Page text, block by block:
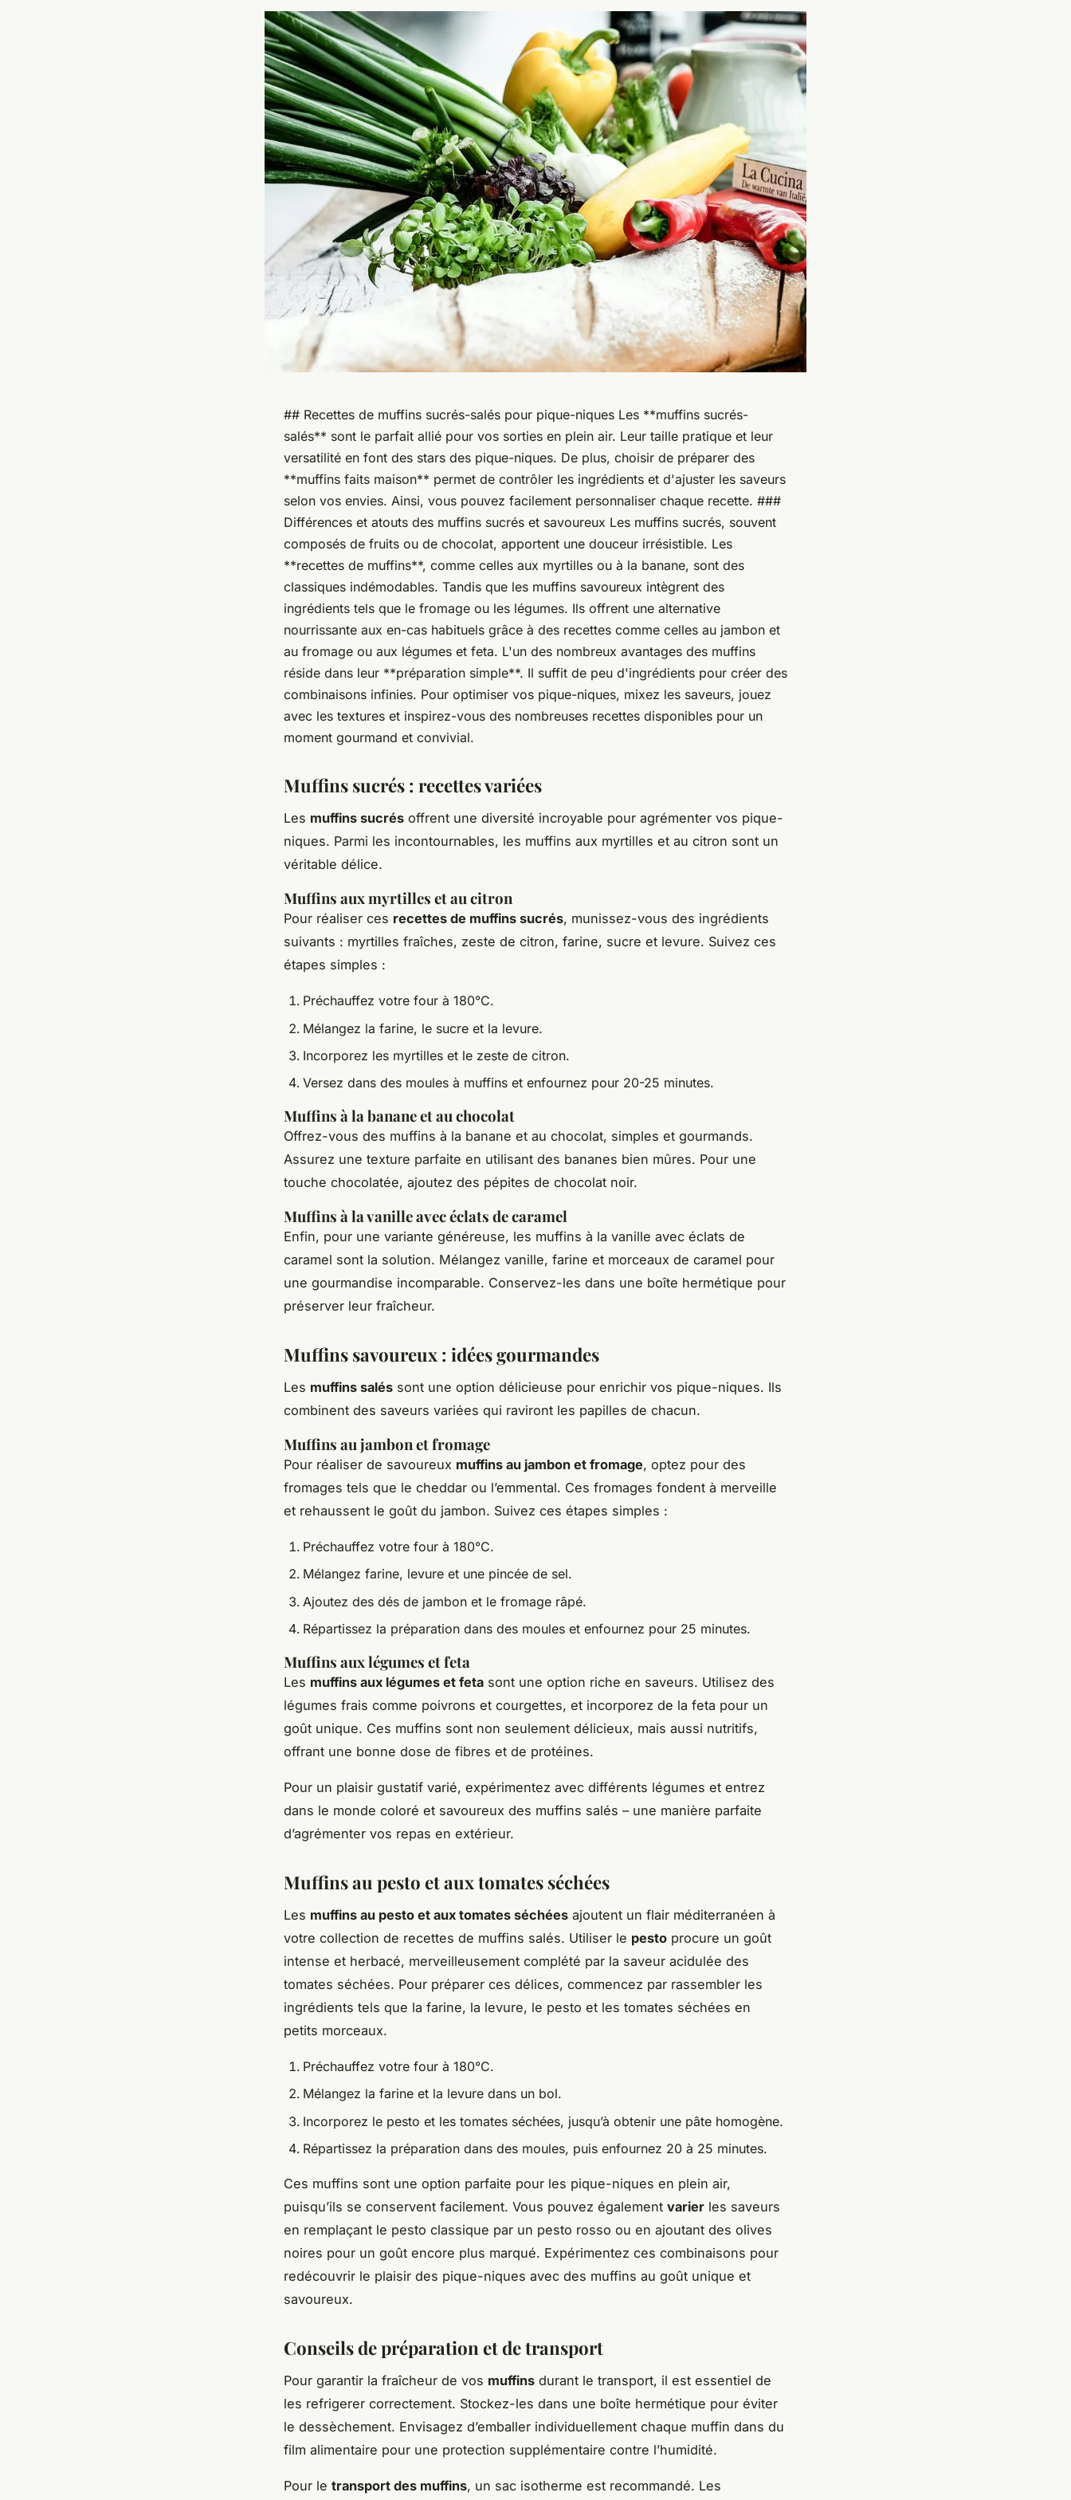
## Recettes de muffins sucrés-salés pour pique-niques Les **muffins sucrés-
salés** sont le parfait allié pour vos sorties en plein air. Leur taille pratique et leur
versatilité en font des stars des pique-niques. De plus, choisir de préparer des
**muffins faits maison** permet de contrôler les ingrédients et d'ajuster les saveurs
selon vos envies. Ainsi, vous pouvez facilement personnaliser chaque recette. ###
Différences et atouts des muffins sucrés et savoureux Les muffins sucrés, souvent
composés de fruits ou de chocolat, apportent une douceur irrésistible. Les
**recettes de muffins**, comme celles aux myrtilles ou à la banane, sont des
classiques indémodables. Tandis que les muffins savoureux intègrent des
ingrédients tels que le fromage ou les légumes. Ils offrent une alternative
nourrissante aux en-cas habituels grâce à des recettes comme celles au jambon et
au fromage ou aux légumes et feta. L'un des nombreux avantages des muffins
réside dans leur **préparation simple**. Il suffit de peu d'ingrédients pour créer des
combinaisons infinies. Pour optimiser vos pique-niques, mixez les saveurs, jouez
avec les textures et inspirez-vous des nombreuses recettes disponibles pour un
moment gourmand et convivial.
Muffins sucrés : recettes variées
Les muffins sucrés offrent une diversité incroyable pour agrémenter vos pique-
niques. Parmi les incontournables, les muffins aux myrtilles et au citron sont un
véritable délice.
Muffins aux myrtilles et au citron
Pour réaliser ces recettes de muffins sucrés, munissez-vous des ingrédients
suivants : myrtilles fraîches, zeste de citron, farine, sucre et levure. Suivez ces
étapes simples :
Préchauffez votre four à 180°C.
Mélangez la farine, le sucre et la levure.
Incorporez les myrtilles et le zeste de citron.
Versez dans des moules à muffins et enfournez pour 20-25 minutes.
Muffins à la banane et au chocolat
Offrez-vous des muffins à la banane et au chocolat, simples et gourmands.
Assurez une texture parfaite en utilisant des bananes bien mûres. Pour une
touche chocolatée, ajoutez des pépites de chocolat noir.
Muffins à la vanille avec éclats de caramel
Enfin, pour une variante généreuse, les muffins à la vanille avec éclats de
caramel sont la solution. Mélangez vanille, farine et morceaux de caramel pour
une gourmandise incomparable. Conservez-les dans une boîte hermétique pour
préserver leur fraîcheur.
Muffins savoureux : idées gourmandes
Les muffins salés sont une option délicieuse pour enrichir vos pique-niques. Ils
combinent des saveurs variées qui raviront les papilles de chacun.
Muffins au jambon et fromage
Pour réaliser de savoureux muffins au jambon et fromage, optez pour des
fromages tels que le cheddar ou l’emmental. Ces fromages fondent à merveille
et rehaussent le goût du jambon. Suivez ces étapes simples :
Préchauffez votre four à 180°C.
Mélangez farine, levure et une pincée de sel.
Ajoutez des dés de jambon et le fromage râpé.
Répartissez la préparation dans des moules et enfournez pour 25 minutes.
Muffins aux légumes et feta
Les muffins aux légumes et feta sont une option riche en saveurs. Utilisez des
légumes frais comme poivrons et courgettes, et incorporez de la feta pour un
goût unique. Ces muffins sont non seulement délicieux, mais aussi nutritifs,
offrant une bonne dose de fibres et de protéines.
Pour un plaisir gustatif varié, expérimentez avec différents légumes et entrez
dans le monde coloré et savoureux des muffins salés – une manière parfaite
d’agrémenter vos repas en extérieur.
Muffins au pesto et aux tomates séchées
Les muffins au pesto et aux tomates séchées ajoutent un flair méditerranéen à
votre collection de recettes de muffins salés. Utiliser le pesto procure un goût
intense et herbacé, merveilleusement complété par la saveur acidulée des
tomates séchées. Pour préparer ces délices, commencez par rassembler les
ingrédients tels que la farine, la levure, le pesto et les tomates séchées en
petits morceaux.
Préchauffez votre four à 180°C.
Mélangez la farine et la levure dans un bol.
Incorporez le pesto et les tomates séchées, jusqu’à obtenir une pâte homogène.
Répartissez la préparation dans des moules, puis enfournez 20 à 25 minutes.
Ces muffins sont une option parfaite pour les pique-niques en plein air,
puisqu’ils se conservent facilement. Vous pouvez également varier les saveurs
en remplaçant le pesto classique par un pesto rosso ou en ajoutant des olives
noires pour un goût encore plus marqué. Expérimentez ces combinaisons pour
redécouvrir le plaisir des pique-niques avec des muffins au goût unique et
savoureux.
Conseils de préparation et de transport
Pour garantir la fraîcheur de vos muffins durant le transport, il est essentiel de
les refrigerer correctement. Stockez-les dans une boîte hermétique pour éviter
le dessèchement. Envisagez d’emballer individuellement chaque muffin dans du
film alimentaire pour une protection supplémentaire contre l’humidité.
Pour le transport des muffins, un sac isotherme est recommandé. Les